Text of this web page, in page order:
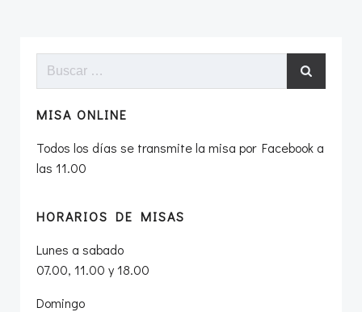
entradas entradas
Buscar:
MISA ONLINE
Todos los días se transmite la misa por Facebook a
las 11.00
HORARIOS DE MISAS
Lunes a sabado
07.00, 11.00 y 18.00
Domingo